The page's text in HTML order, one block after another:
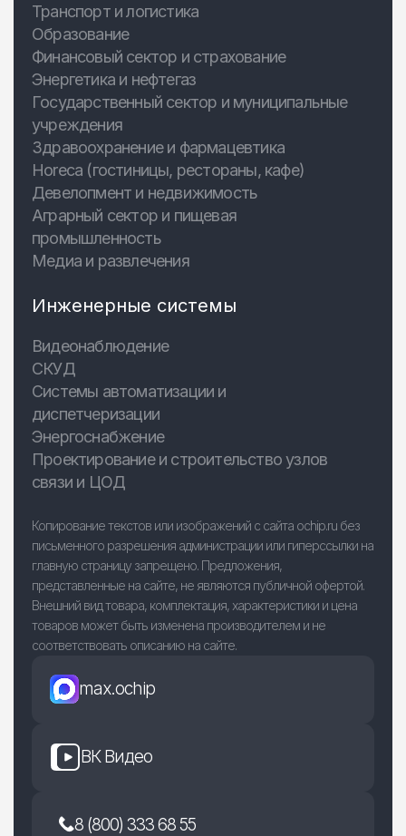
Транспорт и логистика
Образование
Финансовый сектор и страхование
Энергетика и нефтегаз
Государственный сектор и муниципальные
учреждения
Здравоохранение и фармацевтика
Horeca (гостиницы, рестораны, кафе)
Девелопмент и недвижимость
Аграрный сектор и пищевая
промышленность
Медиа и развлечения
Инженерные системы
Видеонаблюдение
СКУД
Системы автоматизации и
диспетчеризации
Энергоснабжение
Проектирование и строительство узлов
связи и ЦОД
Копирование текстов или изображений с сайта ochip.ru без
письменного разрешения администрации или гиперссылки на
главную страницу запрещено. Предложения,
представленные на сайте, не являются публичной офертой.
Внешний вид товара, комплектация, характеристики и цена
товаров может быть изменена производителем и не
соответствовать описанию на сайте.
max.ochip
ВК Видео
8 (800) 333 68 55